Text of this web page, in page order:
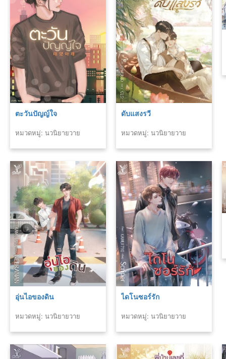
ตะวันปัญญ์ใจ
หมวดหมู่: นวนิยายวาย
ดับแสงรวี
หมวดหมู่: นวนิยายวาย
อุ่นไอของดิน
หมวดหมู่: นวนิยายวาย
ไดโนซอร์รัก
หมวดหมู่: นวนิยายวาย